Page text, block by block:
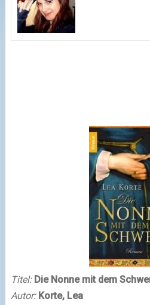
Titel: Die Nonne mit dem
Autor: Korte, Lea